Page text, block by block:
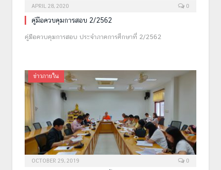
APRIL 28, 2020 0
คู่มือควบคุมการสอบ 2/2562
คู่มือควบคุมการสอบ ประจำภาคการศึกษาที่ 2/2562
ข่าวภายใน
OCTOBER 29, 2019 0